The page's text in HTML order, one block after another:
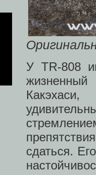
У TR-808
сдаться.